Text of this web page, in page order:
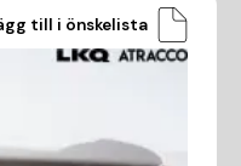
till i önskelista